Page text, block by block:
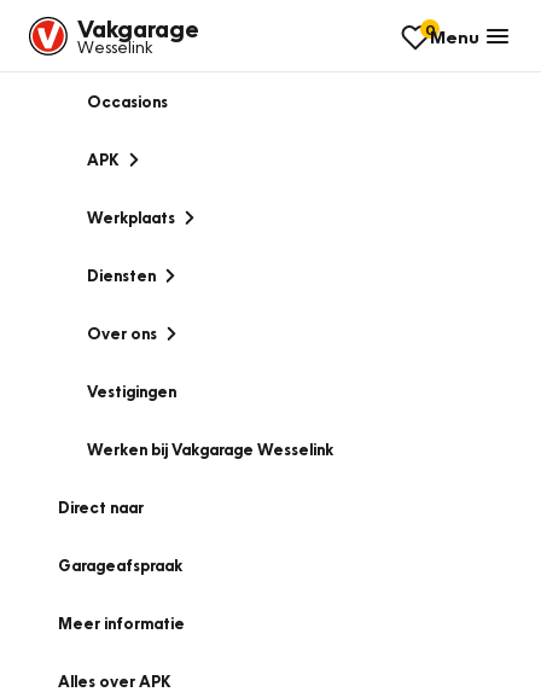
Vakgarage
Wesselink
0Menu
Occasions
APK
Werkplaats
Diensten
Over ons
Vestigingen
Werken bij Vakgarage Wesselink
Direct naar
Garageafspraak
Meer informatie
Alles over APK